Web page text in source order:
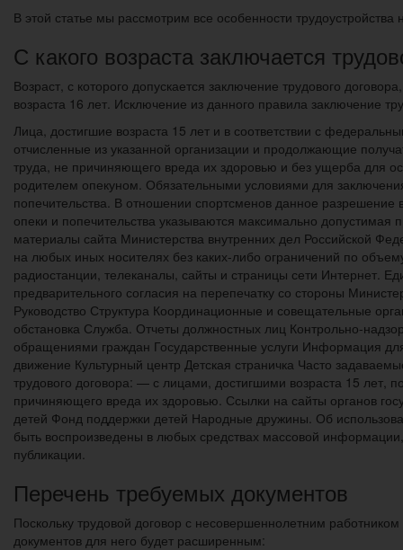
В этой статье мы рассмотрим все особенности
С какого возраста заключается
Возраст, с которого допускается заключение трудового
возраста 16 лет. Исключение из данного правила заключение
Лица, достигшие возраста 15 лет и в соответствии с
отчисленные из указанной организации и продолжающие
труда, не причиняющего вреда их здоровью и без ущерба для
родителем опекуном. Обязательными условиями для
попечительства. В отношении спортсменов данное разрешение
опеки и попечительства указываются максимально
материалы сайта Министерства внутренних дел Российской
на любых иных носителях без каких-либо ограничений по
радиостанции, телеканалы, сайты и страницы сети Интернет.
предварительного согласия на перепечатку со стороны
Руководство Структура Координационные и совещательные
обстановка Служба. Отчеты должностных лиц Контрольно-
обращениями граждан Государственные услуги Информация
движение Культурный центр Детская страничка Часто
трудового договора: — с лицами, достигшими возраста 15 лет,
причиняющего вреда их здоровью. Ссылки на сайты органов
детей Фонд поддержки детей Народные дружины. Об
быть воспроизведены в любых средствах массовой
публикации.
Перечень требуемых документов
Поскольку трудовой договор с несовершеннолетним
документов для него будет расширенным: